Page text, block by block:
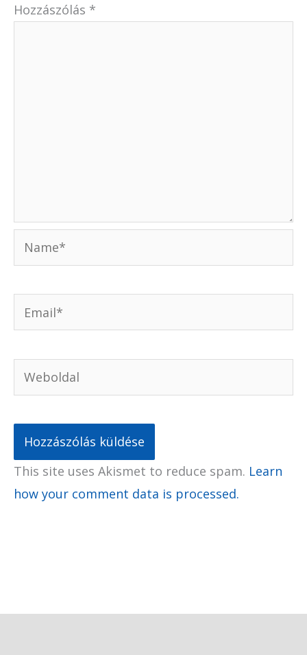
Hozzászólás *
Name*
Email*
Weboldal
This site uses Akismet to reduce spam. Learn
how your comment data is processed.